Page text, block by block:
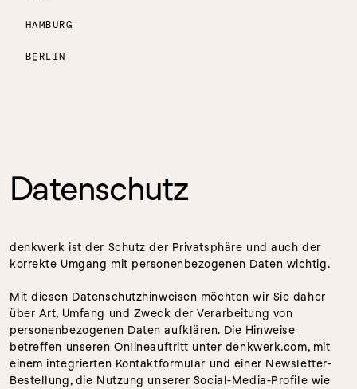
HAMBURG
BERLIN
Datenschutz
denkwerk ist der Schutz der Privatsphäre und auch der
korrekte Umgang mit personenbezogenen Daten wichtig.
Mit diesen Datenschutzhinweisen möchten wir Sie daher
über Art, Umfang und Zweck der Verarbeitung von
personenbezogenen Daten aufklären. Die Hinweise
betreffen unseren Onlineauftritt unter denkwerk.com, mit
einem integrierten Kontaktformular und einer Newsletter-
Bestellung, die Nutzung unserer Social-Media-Profile wie